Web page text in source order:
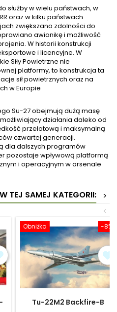
służby w wielu państwach, w
oraz w kilku państwach
zwiększano zdolności do
awionikę i możliwość
W historii konstrukcji
i licencyjne. W
Siły Powietrzne nie
platformy, to konstrukcja ta
sił powietrznych oraz na
w Europie
Su-27 obejmują dużą masę
działania daleko od
przelotową i maksymalną
czwartej generacji.
dla dalszych programów
pozostaje wpływową platformą
i operacyjnym w arsenale
TEJ SAMEJ KATEGORII:
>
<
-8%
Obniżka
Tu-22M2 Backfire-B